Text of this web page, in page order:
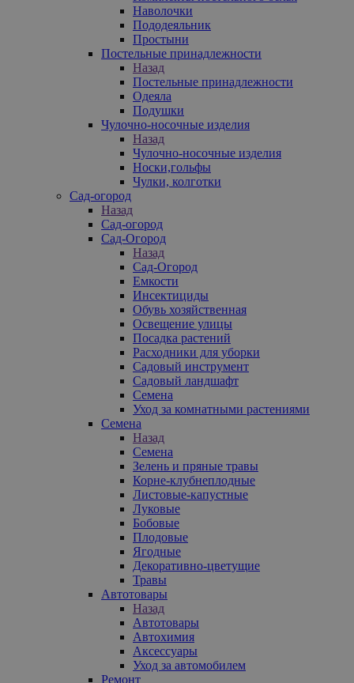
Наволочки
Пододеяльник
Простыни
Постельные принадлежности
Назад
Постельные принадлежности
Одеяла
Подушки
Чулочно-носочные изделия
Назад
Чулочно-носочные изделия
Носки,гольфы
Чулки, колготки
Сад-огород
Назад
Сад-огород
Сад-Огород
Назад
Сад-Огород
Емкости
Инсектициды
Обувь хозяйственная
Освещение улицы
Посадка растений
Расходники для уборки
Садовый инструмент
Садовый ландшафт
Семена
Уход за комнатными растениями
Семена
Назад
Семена
Зелень и пряные травы
Корне-клубнеплодные
Листовые-капустные
Луковые
Бобовые
Плодовые
Ягодные
Декоративно-цветущие
Травы
Автотовары
Назад
Автотовары
Автохимия
Аксессуары
Уход за автомобилем
Ремонт